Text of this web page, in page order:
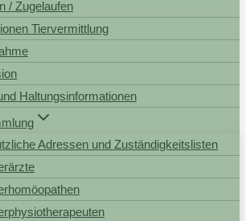
/ Zugelaufen
Tiervermittlung
Haltungsinformationen
Adressen und Zuständigkeitslisten